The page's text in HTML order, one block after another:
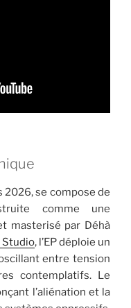
2026, se compose de
comme une
masterisé par Déhà
Studio, l’EP déploie un
entre tension
contemplatifs. Le
l’aliénation et la